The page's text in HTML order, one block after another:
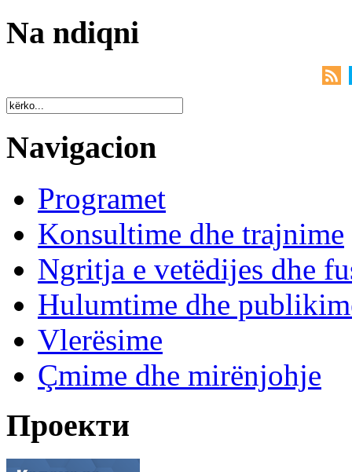
Na ndiqni
Navigacion
Programet
Konsultime dhe trajnime
Ngritja e vetëdijes dhe
Hulumtime dhe
Vlerësime
Çmime dhe mirënjohje
Проекти